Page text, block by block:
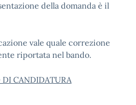
della domanda è il
vale quale correzione
riportata nel bando.
CANDIDATURA